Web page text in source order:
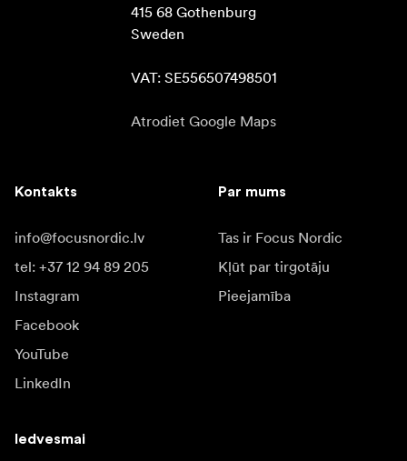
415 68 Gothenburg
Sweden
VAT: SE556507498501
Atrodiet Google Maps
Kontakts
info@focusnordic.lv
tel: +37 12 94 89 205
Instagram
Facebook
YouTube
LinkedIn
Par mums
Tas ir Focus Nordic
Kļūt par tirgotāju
Pieejamība
Iedvesmai